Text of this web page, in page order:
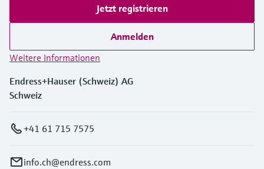
Jetzt registrieren
Anmelden
Weitere Informationen
Endress+Hauser (Schweiz) AG
Schweiz
+41 61 715 7575
info.ch@endress.com